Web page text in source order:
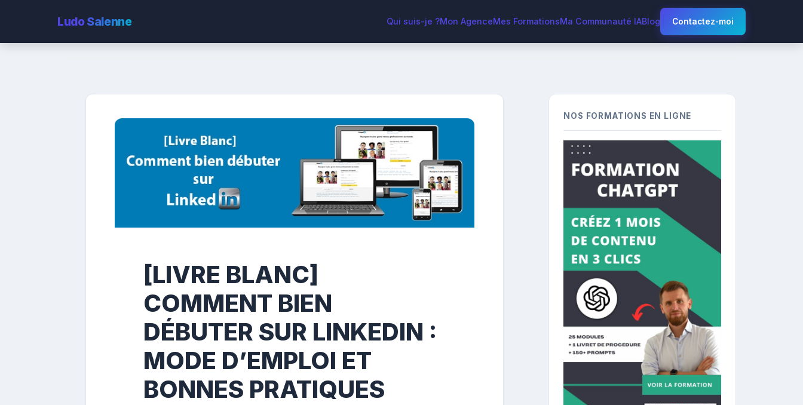
LudoSalenne Qui suis-je ?Mon AgenceMes FormationsMa Communauté IABlog Contactez-moi
[LIVRE BLANC]
COMMENT BIEN
DÉBUTER SUR LINKEDIN :
MODE D’EMPLOI ET
BONNES PRATIQUES
NOS FORMATIONS EN LIGNE